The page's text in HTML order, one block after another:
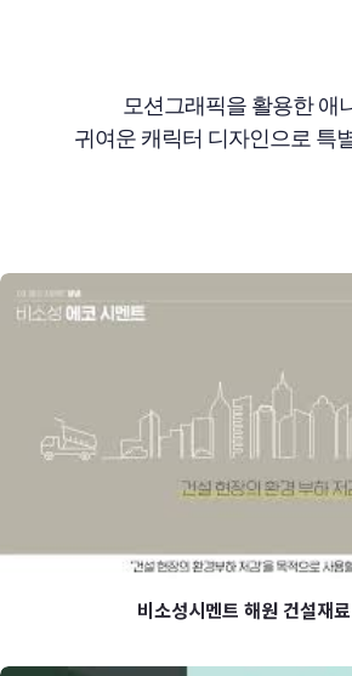
모션그래픽을 활용한 애
귀여운 캐릭터 디자인으로 특
비소성시멘트 해원 건설재